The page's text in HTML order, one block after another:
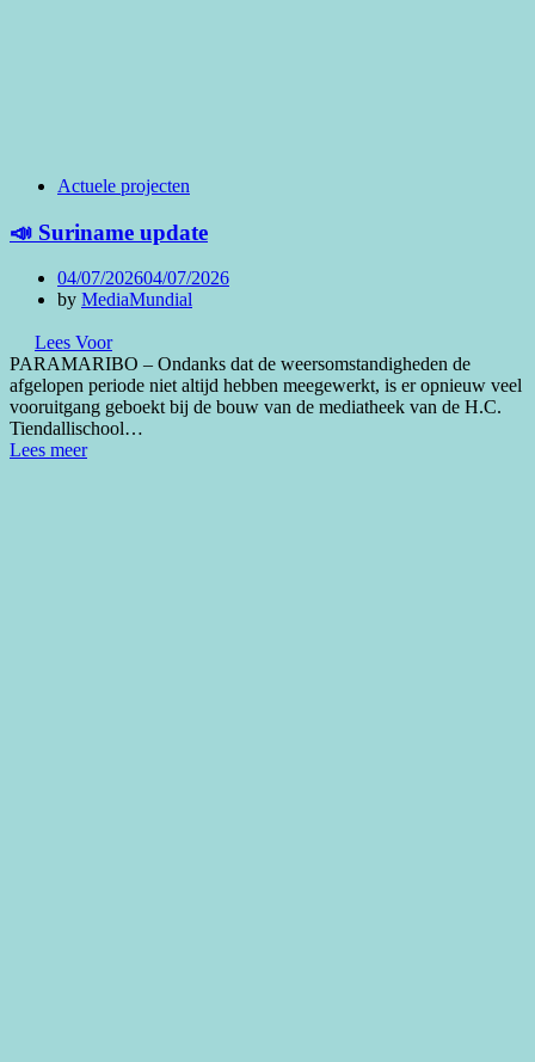
Actuele projecten
📣 Suriname update
Posted
on
04/07/202604/07/2026
by MediaMundial
Lees Voor
PARAMARIBO – Ondanks dat de weersomstandigheden de
afgelopen periode niet altijd hebben meegewerkt, is er opnieuw veel
vooruitgang geboekt bij de bouw van de mediatheek van de H.C.
Tiendallischool…
Lees meer